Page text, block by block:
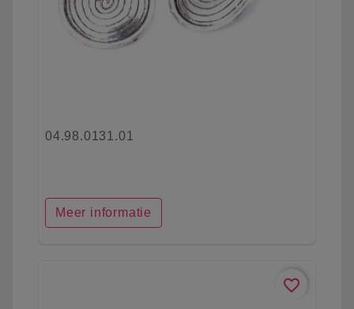
04.98.0131.01
Meer informatie
favorite_border